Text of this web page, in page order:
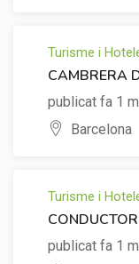
Turisme i
CAMBRERA
publicat fa 1
Barcelona
Turisme i
publicat fa 1